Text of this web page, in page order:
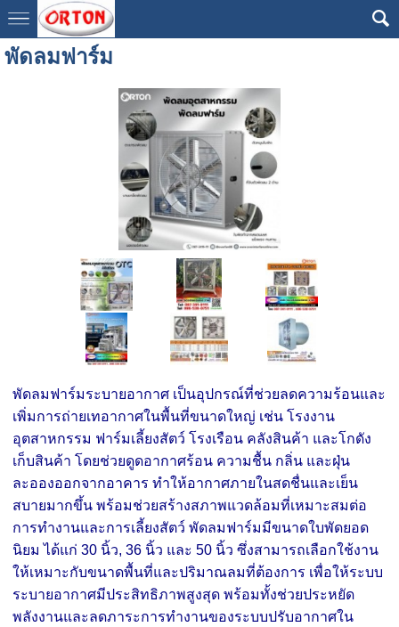
พัดลมฟาร์ม
พัดลมฟาร์มระบายอากาศ เป็นอุปกรณ์ที่ช่วยลดความร้อนและ
เพิ่มการถ่ายเทอากาศในพื้นที่ขนาดใหญ่ เช่น โรงงาน
อุตสาหกรรม ฟาร์มเลี้ยงสัตว์ โรงเรือน คลังสินค้า และโกดัง
เก็บสินค้า โดยช่วยดูดอากาศร้อน ความชื้น กลิ่น และฝุ่น
ละอองออกจากอาคาร ทำให้อากาศภายในสดชื่นและเย็น
สบายมากขึ้น พร้อมช่วยสร้างสภาพแวดล้อมที่เหมาะสมต่อ
การทำงานและการเลี้ยงสัตว์ พัดลมฟาร์มมีขนาดใบพัดยอด
นิยม ได้แก่ 30 นิ้ว, 36 นิ้ว และ 50 นิ้ว ซึ่งสามารถเลือกใช้งาน
ให้เหมาะกับขนาดพื้นที่และปริมาณลมที่ต้องการ เพื่อให้ระบบ
ระบายอากาศมีประสิทธิภาพสูงสุด พร้อมทั้งช่วยประหยัด
พลังงานและลดภาระการทำงานของระบบปรับอากาศใน